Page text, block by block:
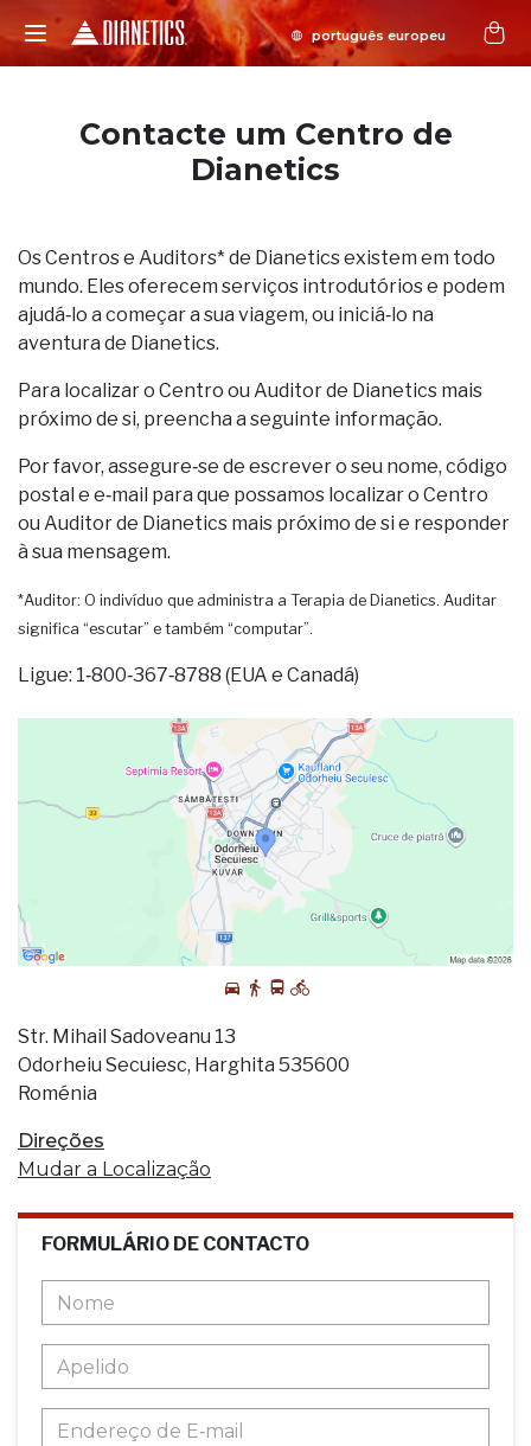
Contacte um Centro de
Dianetics
Os Centros e Auditors* de Dianetics existem em todo
mundo. Eles oferecem serviços introdutórios e podem
ajudá‑lo a começar a sua viagem, ou iniciá‑lo na
aventura de Dianetics.
Para localizar o Centro ou Auditor de Dianetics mais
próximo de si, preencha a seguinte informação.
Por favor, assegure‑se de escrever o seu nome, código
postal e e‑mail para que possamos localizar o Centro
ou Auditor de Dianetics mais próximo de si e responder
à sua mensagem.
*Auditor: O indivíduo que administra a Terapia de Dianetics. Auditar
significa “escutar” e também “computar”.
Ligue: 1‑800‑367‑8788 (EUA e Canadá)
Str. Mihail Sadoveanu 13
Odorheiu Secuiesc, Harghita 535600
Roménia
Direções
Mudar a Localização
FORMULÁRIO DE CONTACTO